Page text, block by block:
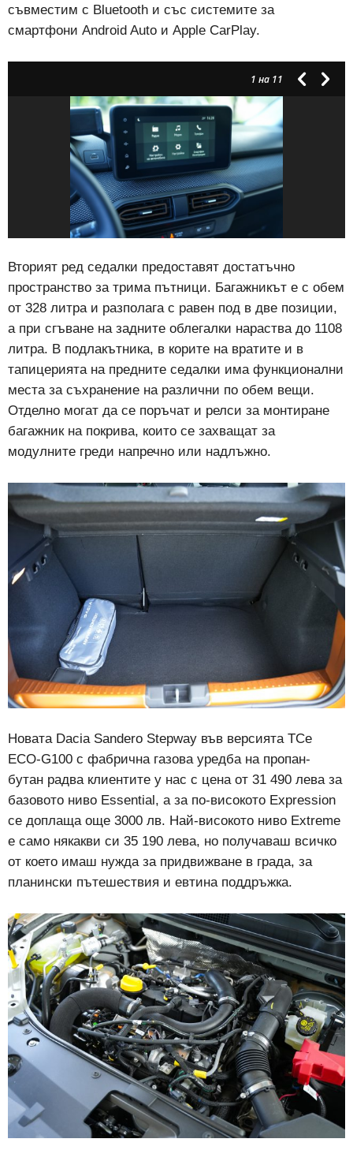
съвместим с Bluetooth и със системите за
смартфони Android Auto и Apple CarPlay.
1 на 11
Вторият ред седалки предоставят достатъчно
пространство за трима пътници. Багажникът е с обем
от 328 литра и разполага с равен под в две позиции,
а при сгъване на задните облегалки нараства до 1108
литра. В подлакътника, в корите на вратите и в
тапицерията на предните седалки има функционални
места за съхранение на различни по обем вещи.
Отделно могат да се поръчат и релси за монтиране
багажник на покрива, които се захващат за
модулните греди напречно или надлъжно.
Новата Dacia Sandero Stepway във версията TCе
ECO-G100 с фабрична газова уредба на пропан-
бутан радва клиентите у нас с цена от 31 490 лева за
базовото ниво Essential, а за по-високото Expression
се доплаща още 3000 лв. Най-високото ниво Extreme
е само някакви си 35 190 лева, но получаваш всичко
от което имаш нужда за придвижване в града, за
планински пътешествия и евтина поддръжка.